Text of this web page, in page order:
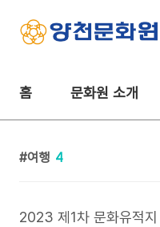
홈 문화원 소개
여행 4